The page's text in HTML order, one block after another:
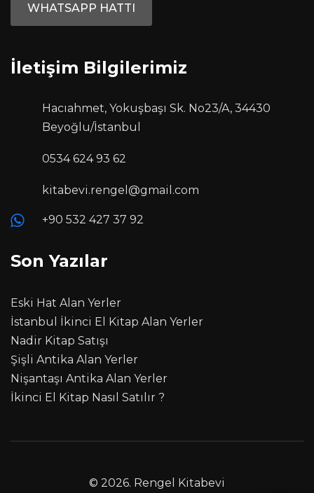
WHATSAPP HATTI
İletişim Bilgilerimiz
Hacıahmet, Yokuşbaşı Sk. No23/A, 34430
Beyoğlu/İstanbul
0534 624 93 62
kitabevi.rengel@gmail.com
+90 532 427 37 92
Son Yazılar
Eski Hat Alan Yerler
İstanbul İkinci El Kitap Alan Yerler
Nadir Kitap Satışı
Şişli Antika Alan Yerler
Nişantaşı Antika Alan Yerler
İkinci El Kitap Nasıl Satılır ?
© 2026. Rengel Kitabevi